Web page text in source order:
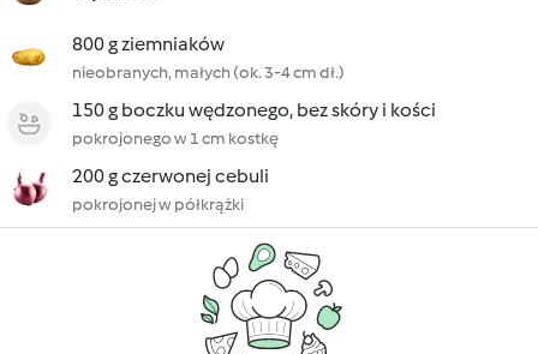
800 g ziemniaków
nieobranych, małych (ok. 3-4 cm dł.)
150 g boczku wędzonego, bez skóry i kości
pokrojonego w 1 cm kostkę
200 g czerwonej cebuli
pokrojonej w półkrążki